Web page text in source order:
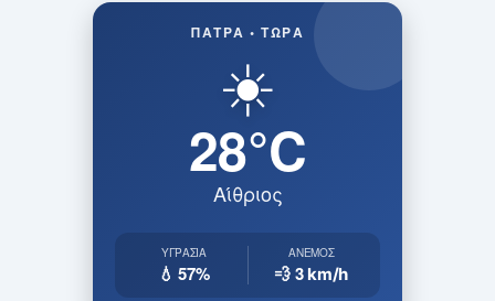
ΠΆΤΡΑ • ΤΏΡΑ
☀️
28°C
Αίθριος
ΥΓΡΑΣΊΑ
💧 57%
ΆΝΕΜΟΣ
💨 3km/h